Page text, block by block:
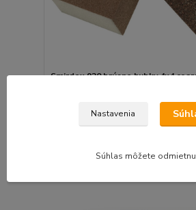
Smirdex 920 brúsne hubky 4x4
Pridať do
Nastavenia
Súhlas môžete